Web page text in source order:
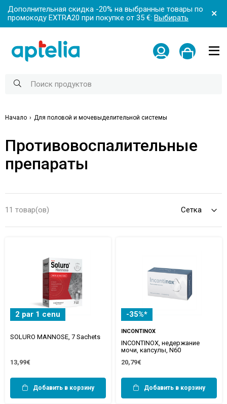
Дополнительная скидка -20% на выбранные товары по
промокоду EXTRA20 при покупке от 35 €: Выбирать
Начало Для половой и мочевыделительной системы
Противовоспалительные
препараты
11 товар(ов)
2 par 1 cenu
SOLURO MANNOSE, 7 Sachets
13,99€
Добавить в корзину
-35%*
INCONTINOX
INCONTINOX, недержание
мочи, капсулы, N60
20,79€
Добавить в корзину